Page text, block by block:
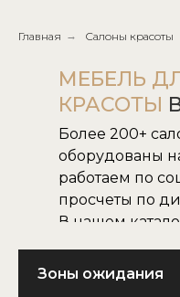
Главная → Салоны красоты
МЕБЕЛЬ
КРАСОТЫ
Более 200+
оборудованы
работаем по
просчеты по
В нашем